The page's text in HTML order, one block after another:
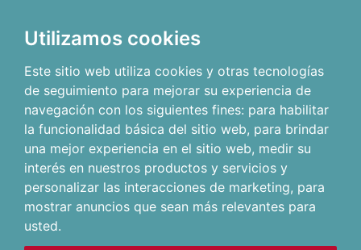
Utilizamos cookies
Este sitio web utiliza cookies y otras tecnologías
de seguimiento para mejorar su experiencia de
navegación con los siguientes fines: para habilitar
la funcionalidad básica del sitio web, para brindar
una mejor experiencia en el sitio web, medir su
interés en nuestros productos y servicios y
personalizar las interacciones de marketing, para
mostrar anuncios que sean más relevantes para
usted.